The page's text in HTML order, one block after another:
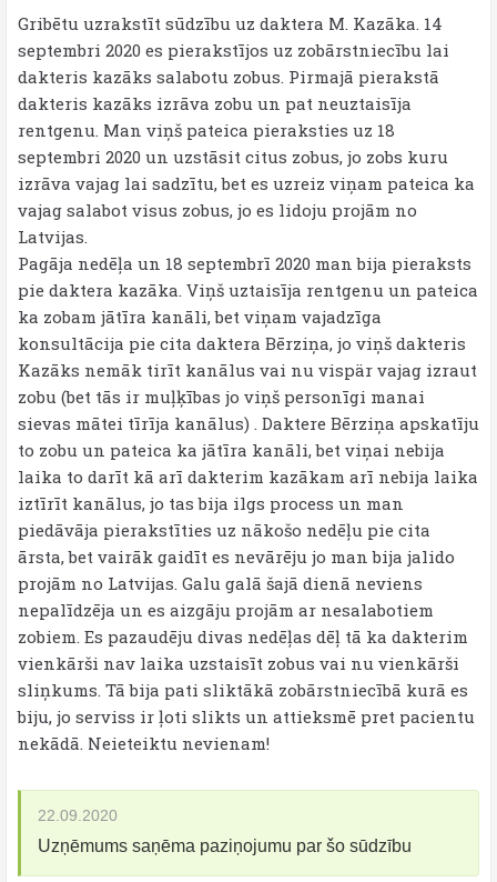
Gribētu uzrakstīt sūdzību uz daktera M. Kazāka. 14
septembri 2020 es pierakstījos uz zobārstniecību lai
dakteris kazāks salabotu zobus. Pirmajā pierakstā
dakteris kazāks izrāva zobu un pat neuztaisīja
rentgenu. Man viņš pateica pieraksties uz 18
septembri 2020 un uzstāsit citus zobus, jo zobs kuru
izrāva vajag lai sadzītu, bet es uzreiz viņam pateica ka
vajag salabot visus zobus, jo es lidoju projām no
Latvijas.
Pagāja nedēļa un 18 septembrī 2020 man bija pieraksts
pie daktera kazāka. Viņš uztaisīja rentgenu un pateica
ka zobam jātīra kanāli, bet viņam vajadzīga
konsultācija pie cita daktera Bērziņa, jo viņš dakteris
Kazāks nemāk tirīt kanālus vai nu vispär vajag izraut
zobu (bet tās ir muļķības jo viņš personīgi manai
sievas mātei tīrīja kanālus) . Daktere Bērziņa apskatīju
to zobu un pateica ka jātīra kanāli, bet viņai nebija
laika to darīt kā arī dakterim kazākam arī nebija laika
iztīrīt kanālus, jo tas bija ilgs process un man
piedāvāja pierakstīties uz nākošo nedēļu pie cita
ārsta, bet vairāk gaidīt es nevārēju jo man bija jalido
projām no Latvijas. Galu galā šajā dienā neviens
nepalīdzēja un es aizgāju projām ar nesalabotiem
zobiem. Es pazaudēju divas nedēļas dēļ tā ka dakterim
vienkārši nav laika uzstaisīt zobus vai nu vienkārši
sliņkums. Tā bija pati sliktākā zobārstniecībā kurā es
biju, jo serviss ir ļoti slikts un attieksmē pret pacientu
nekādā. Neieteiktu nevienam!
22.09.2020
Uzņēmums saņēma paziņojumu par šo sūdzību